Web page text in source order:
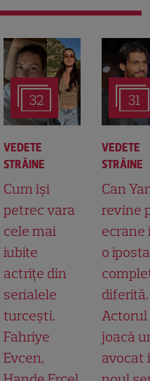
32
VEDETE
STRĂINE
Cum își
petrec vara
cele mai
iubite
actrițe din
serialele
turcești.
Fahriye
Evcen,
31
VEDETE
STRĂINE
Can
revine
o
diferită.
Actorul
joacă
avocat